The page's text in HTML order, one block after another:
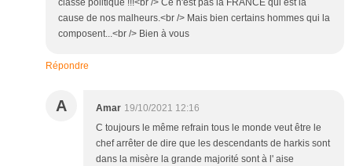
classe politique !!!<br /> Ce n'est pas la FRANCE qui est la
cause de nos malheurs.<br /> Mais bien certains hommes qui la
composent...<br /> Bien à vous
Répondre
A Amar 19/10/2021 12:16
C toujours le même refrain tous le monde veut être le
chef arrêter de dire que les descendants de harkis sont
dans la misère la grande majorité sont à l' aise